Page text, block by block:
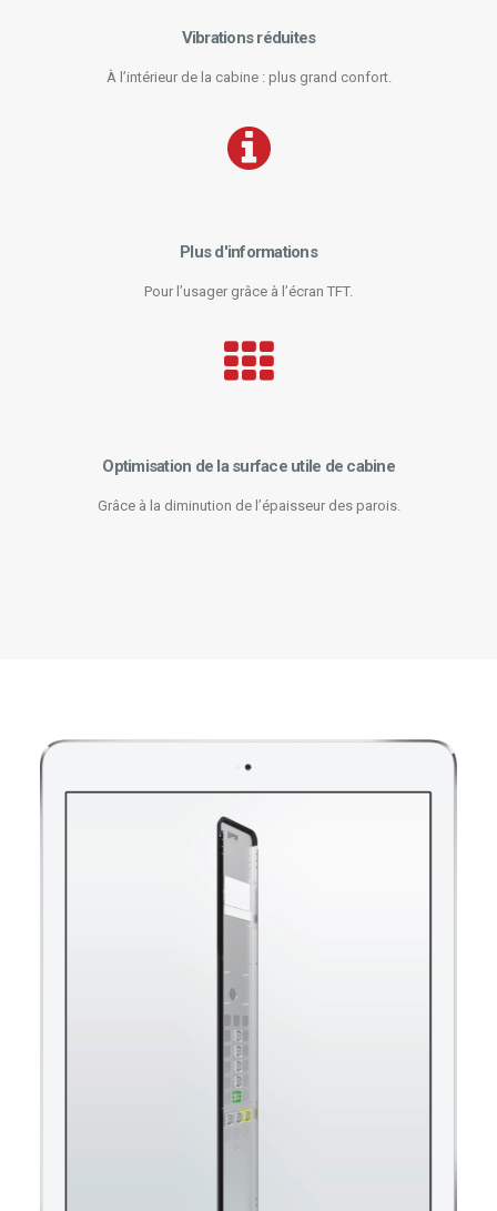
Vibrations réduites
À l’intérieur de la cabine : plus grand confort.
Plus d'informations
Pour l’usager grâce à l’écran TFT.
Optimisation de la surface utile de cabine
Grâce à la diminution de l’épaisseur des parois.